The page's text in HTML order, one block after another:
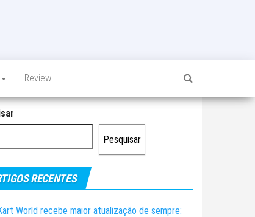
Review
Pesquisar
RECENTES
World recebe maior atualização de sempre: